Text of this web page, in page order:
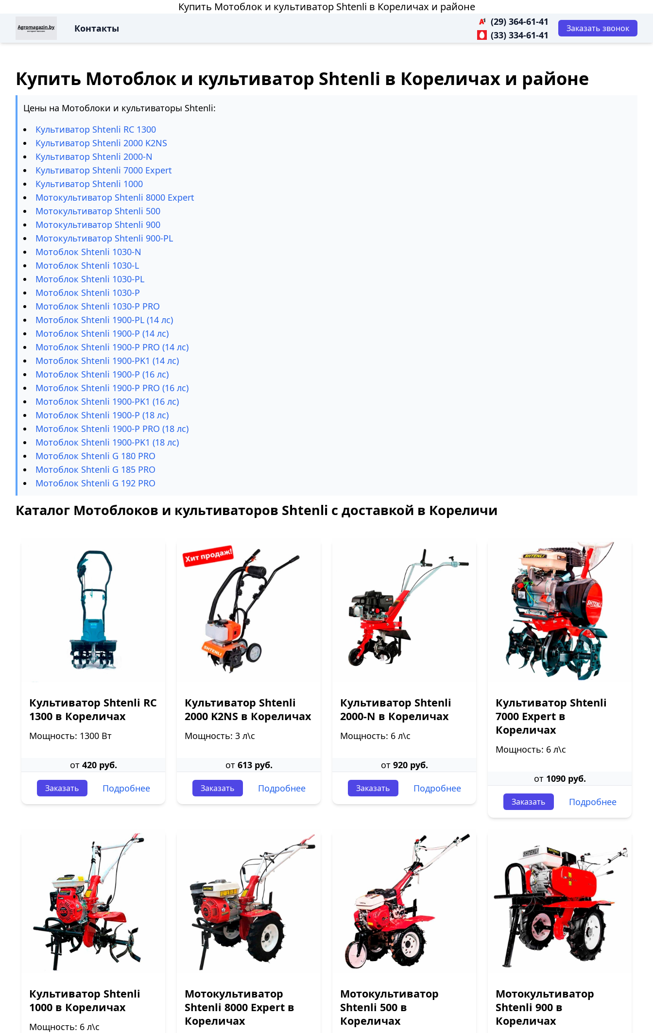
Купить Мотоблок и культиватор Shtenli в Кореличах и районе
Контакты
(29) 364-61-41
(33) 334-61-41
Заказать звонок
Купить Мотоблок и культиватор Shtenli в Кореличах и районе
Цены на Мотоблоки и культиваторы Shtenli:
Культиватор Shtenli RC 1300
Культиватор Shtenli 2000 K2NS
Культиватор Shtenli 2000-N
Культиватор Shtenli 7000 Expert
Культиватор Shtenli 1000
Мотокультиватор Shtenli 8000 Expert
Мотокультиватор Shtenli 500
Мотокультиватор Shtenli 900
Мотокультиватор Shtenli 900-PL
Мотоблок Shtenli 1030-N
Мотоблок Shtenli 1030-L
Мотоблок Shtenli 1030-PL
Мотоблок Shtenli 1030-P
Мотоблок Shtenli 1030-P PRO
Мотоблок Shtenli 1900-PL (14 лс)
Мотоблок Shtenli 1900-P (14 лс)
Мотоблок Shtenli 1900-P PRO (14 лс)
Мотоблок Shtenli 1900-PK1 (14 лс)
Мотоблок Shtenli 1900-P (16 лс)
Мотоблок Shtenli 1900-P PRO (16 лс)
Мотоблок Shtenli 1900-PK1 (16 лс)
Мотоблок Shtenli 1900-P (18 лс)
Мотоблок Shtenli 1900-P PRO (18 лс)
Мотоблок Shtenli 1900-PK1 (18 лс)
Мотоблок Shtenli G 180 PRO
Мотоблок Shtenli G 185 PRO
Мотоблок Shtenli G 192 PRO
Каталог Мотоблоков и культиваторов Shtenli с доставкой в Кореличи
Культиватор Shtenli RC
1300 в Кореличах
Мощность: 1300 Вт
от 420 руб.
Заказать Подробнее
Культиватор Shtenli
2000 K2NS в Кореличах
Мощность: 3 л\с
от 613 руб.
Заказать Подробнее
Культиватор Shtenli
2000-N в Кореличах
Мощность: 6 л\с
от 920 руб.
Заказать Подробнее
Культиватор Shtenli
7000 Expert в
Кореличах
Мощность: 6 л\с
от 1090 руб.
Заказать Подробнее
Культиватор Shtenli
1000 в Кореличах
Мощность: 6 л\с
Мотокультиватор
Shtenli 8000 Expert в
Кореличах
Мотокультиватор
Shtenli 500 в
Кореличах
Мотокультиватор
Shtenli 900 в
Кореличах